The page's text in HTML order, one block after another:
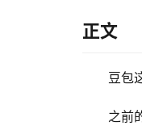
正文
豆包
之前